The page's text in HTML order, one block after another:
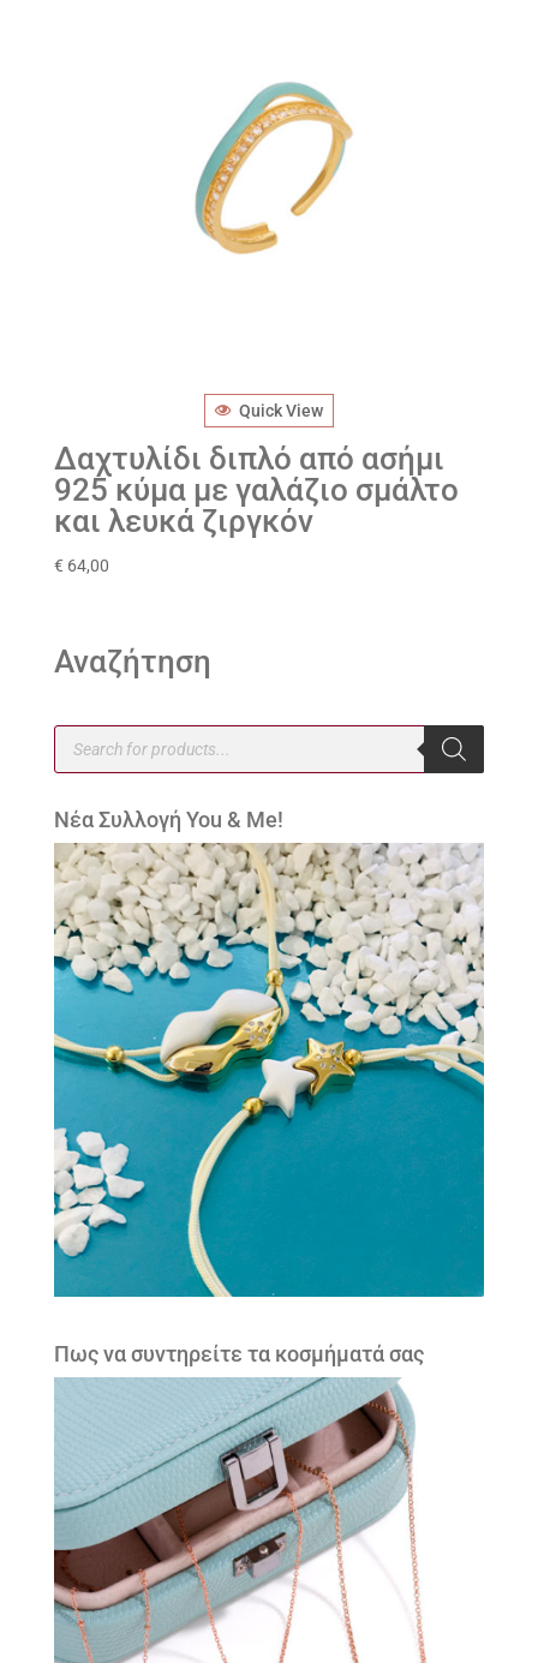
Quick View
Δαχτυλίδι διπλό από ασήμι
925 κύμα με γαλάζιο σμάλτο
και λευκά ζιργκόν
€ 64,00
Αναζήτηση
Products
search
Νέα Συλλογή You & Me!
Πως να συντηρείτε τα κοσμήματά σας